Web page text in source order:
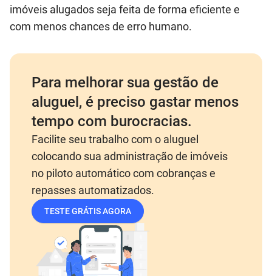
imóveis alugados seja feita de forma eficiente e
com menos chances de erro humano.
Para melhorar sua gestão de
aluguel, é preciso gastar menos
tempo com burocracias.
Facilite seu trabalho com o aluguel
colocando sua administração de imóveis
no piloto automático com cobranças e
repasses automatizados.
TESTE GRÁTIS AGORA